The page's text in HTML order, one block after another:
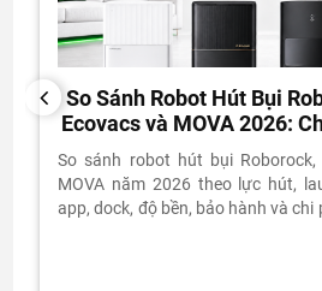
PREVIOUS
So Sánh Robot Hút Bụi
Ecovacs và MOVA 2026:
Nào?
So sánh robot hút bụi Roborock,
MOVA năm 2026 theo lực hút,
app, dock, độ bền, bảo hành và chi